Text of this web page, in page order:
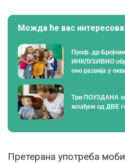
Можда ће вас
Проф. др
ИНКЛУЗИВНО
оно развија у
Три ПОУЗДАНА
млађем од ДВЕ
Претерана употреба